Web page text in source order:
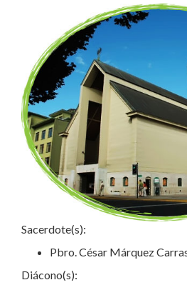
Sacerdote(s):
Pbro. César Márquez
Diácono(s):